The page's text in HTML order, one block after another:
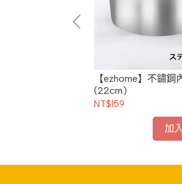
【ezhome】不鏽
(22cm)
NT$159
加